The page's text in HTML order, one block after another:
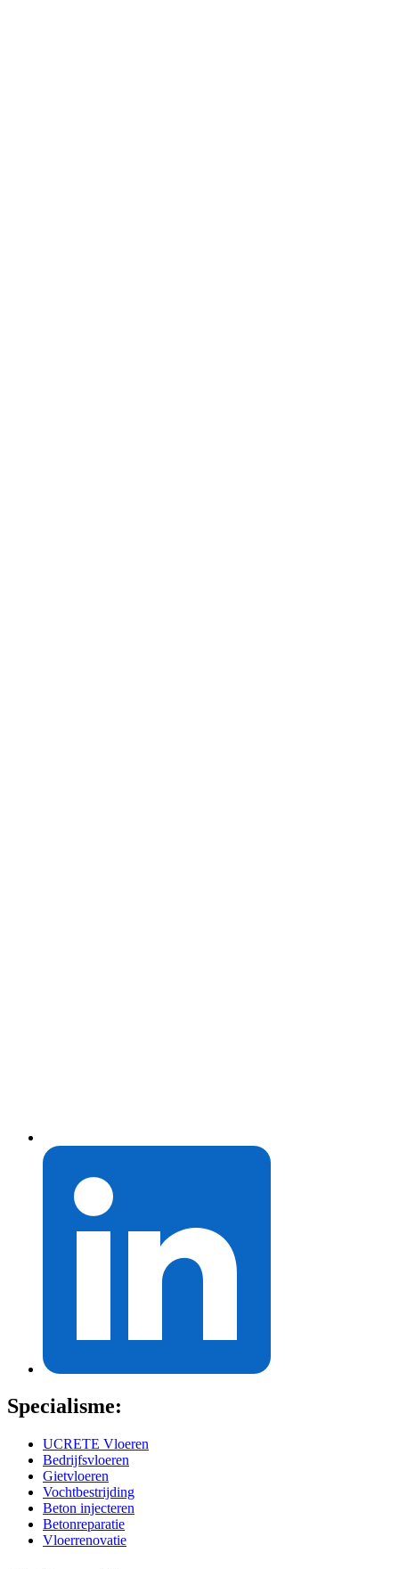
Specialisme:
UCRETE Vloeren
Bedrijfsvloeren
Gietvloeren
Vochtbestrijding
Beton injecteren
Betonreparatie
Vloerrenovatie